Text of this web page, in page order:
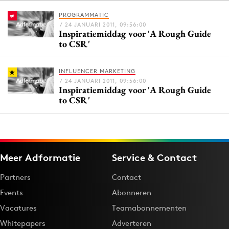
Menu
9 sept: GenAI-training
12 nov: MarketingLive!
Opleidingen
Vacatures
Topics
Artificial Intelligence
PROGRAMMATIC
/ 24 JANUARI 2011, 09:56:00
Inspiratiemiddag voor 'A Rough Guide
to CSR'
INFLUENCER MARKETING
/ 24 JANUARI 2011, 09:56:00
Inspiratiemiddag voor 'A Rough Guide
to CSR'
Meer Adformatie
Partners
Events
Vacatures
Whitepapers
Service & Contact
Contact
Abonneren
Teamabonnementen
Adverteren